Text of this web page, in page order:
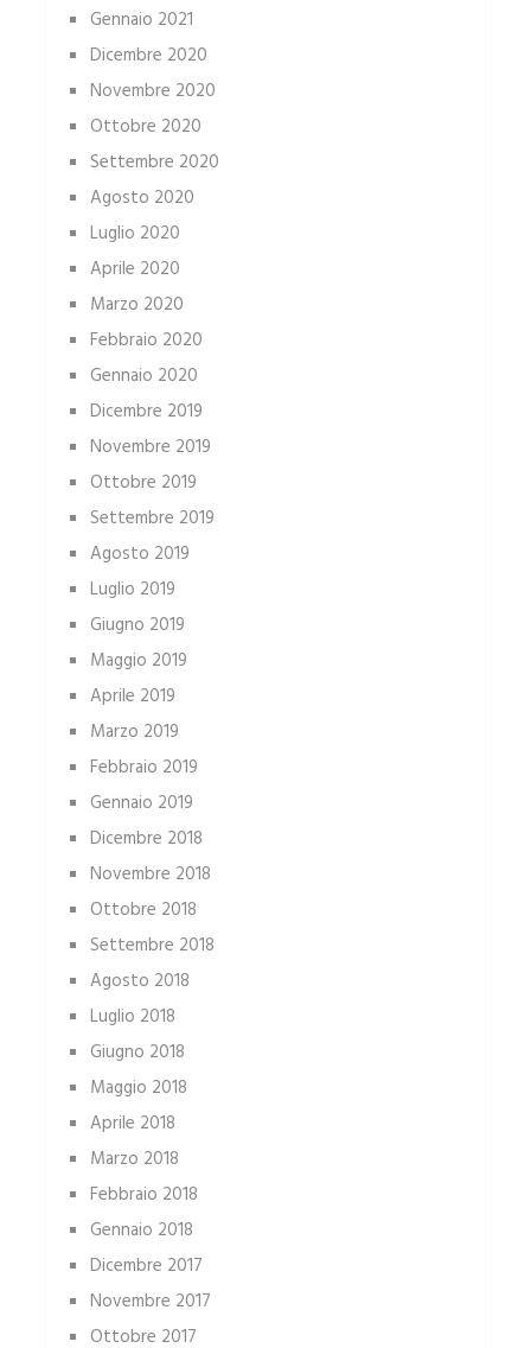
Gennaio 2021
Dicembre 2020
Novembre 2020
Ottobre 2020
Settembre 2020
Agosto 2020
Luglio 2020
Aprile 2020
Marzo 2020
Febbraio 2020
Gennaio 2020
Dicembre 2019
Novembre 2019
Ottobre 2019
Settembre 2019
Agosto 2019
Luglio 2019
Giugno 2019
Maggio 2019
Aprile 2019
Marzo 2019
Febbraio 2019
Gennaio 2019
Dicembre 2018
Novembre 2018
Ottobre 2018
Settembre 2018
Agosto 2018
Luglio 2018
Giugno 2018
Maggio 2018
Aprile 2018
Marzo 2018
Febbraio 2018
Gennaio 2018
Dicembre 2017
Novembre 2017
Ottobre 2017